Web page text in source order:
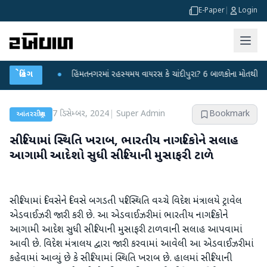
E-Paper Login
બ્રેકિંગ
● હિંમતનગરમાં રહસ્યમય વાયરસ કે ચાંદીપુરા? 6 બાળકોના મોતથી ફફડાટ
આંતરરાષ્ટ્રીય 7 ડિસેમ્બર, 2024| Super Admin Bookmark
સીરિયામાં સ્થિતિ ખરાબ, ભારતીય નાગરિકોને સલાહ
આગામી આદેશો સુધી સીરિયાની મુસાફરી ટાળે
સીરિયામાં દિવસેને દિવસે બગડતી પરિસ્થિતિ વચ્ચે વિદેશ મંત્રાલયે ટ્રાવેલ
એડવાઈઝરી જારી કરી છે. આ એડવાઈઝરીમાં ભારતીય નાગરિકોને
આગામી આદેશ સુધી સીરિયાની મુસાફરી ટાળવાની સલાહ આપવામાં
આવી છે. વિદેશ મંત્રાલય દ્વારા જારી કરવામાં આવેલી આ એડવાઈઝરીમાં
કહેવામાં આવ્યું છે કે સીરિયામાં સ્થિતિ ખરાબ છે. હાલમાં સીરિયાની